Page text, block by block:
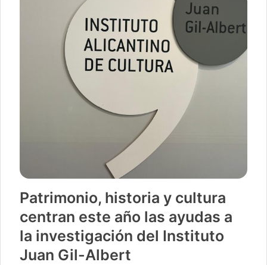
Patrimonio, historia y cultura
centran este año las ayudas a
la investigación del Instituto
Juan Gil-Albert